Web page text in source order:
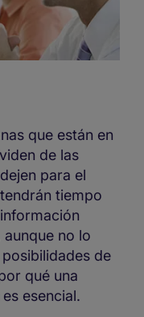
que están en
de las
para el
tiempo
no lo
de
qué una
esencial.